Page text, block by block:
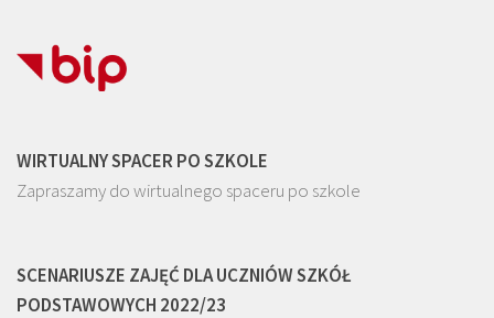
WIRTUALNY SPACER PO SZKOLE
Zapraszamy do wirtualnego spaceru po szkole
SCENARIUSZE ZAJĘĆ DLA UCZNIÓW SZKÓŁ
PODSTAWOWYCH 2022/23